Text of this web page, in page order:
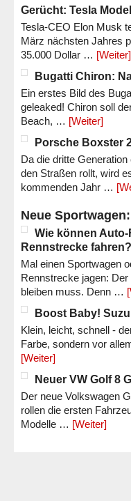
Gerücht: Tesla
Tesla-CEO Elon Musk
März nächsten Jahres
35.000 Dollar … [Weiter]
Bugatti Chiron:
Ein erstes Bild des
geleaked! Chiron soll
Beach, … [Weiter]
Porsche Boxster
Da die dritte
den Straßen rollt, wird
kommenden Jahr …
Neue Sportwagen:
Wie können
Rennstrecke fahren?
Mal einen Sportwagen
Rennstrecke jagen:
bleiben muss. Denn …
Boost Baby!
Klein, leicht, schnell -
Farbe, sondern vor
[Weiter]
Neuer VW Golf 8
Der neue Volkswagen
rollen die ersten
Modelle … [Weiter]